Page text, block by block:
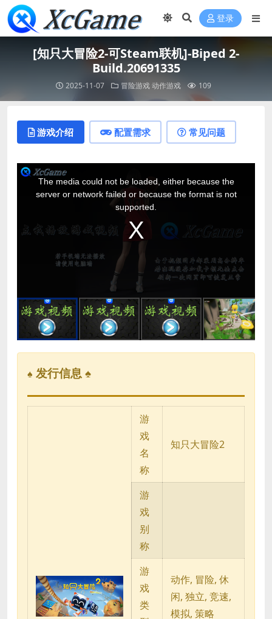
登录
[知只大冒险2-可Steam联机]-Biped 2-
Build.20691335
2025-11-07 冒险游戏动作游戏 109
游戏介绍 配置需求 常见问题
w
w
The media could not be loaded, either because the
server or network failed or because the format is not
supported.
♠ 发行信息 ♠
游
戏
名
称
知只大冒险2
游
戏
别
称
游
戏
类
动作, 冒险, 休
闲, 独立, 竞速,
模拟, 策略